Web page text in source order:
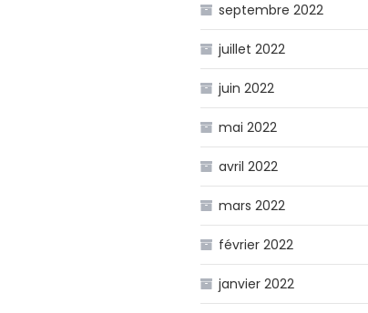
septembre 2022
juillet 2022
juin 2022
mai 2022
avril 2022
mars 2022
février 2022
janvier 2022